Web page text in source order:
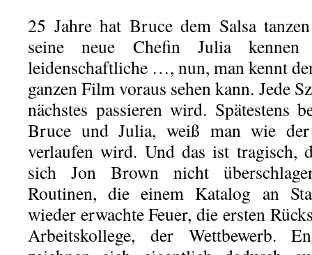
25 Jahre hat Bruce dem Salsa
seine neue Chefin Julia
leidenschaftliche …, nun, man kennt
ganzen Film voraus sehen kann. Jede
nächstes passieren wird. Spätestens
Bruce und Julia, weiß man wie
verlaufen wird. Und das ist tragisch,
sich Jon Brown nicht
Routinen, die einem Katalog an
wieder erwachte Feuer, die ersten
Arbeitskollege, der Wettbewerb.